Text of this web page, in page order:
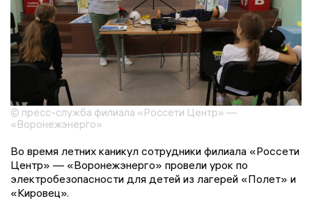
© пресс-служба филиала «Россети Центр» —
«Воронежэнерго»
Во время летних каникул сотрудники филиала «Россети
Центр» — «Воронежэнерго» провели урок по
электробезопасности для детей из лагерей «Полет» и
«Кировец».